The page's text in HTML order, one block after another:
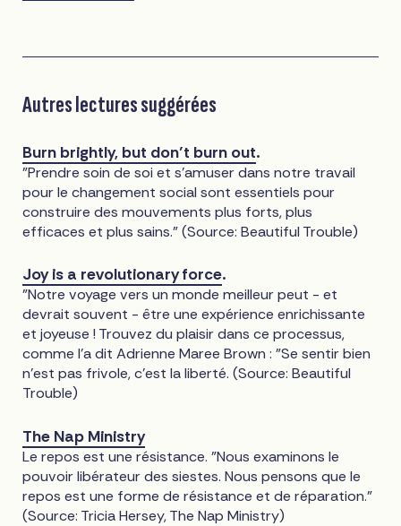
Autres lectures suggérées
Burn brightly, but don’t burn out.
"Prendre soin de soi et s'amuser dans notre travail
pour le changement social sont essentiels pour
construire des mouvements plus forts, plus
efficaces et plus sains." (Source: Beautiful Trouble)
Joy is a revolutionary force.
"Notre voyage vers un monde meilleur peut - et
devrait souvent - être une expérience enrichissante
et joyeuse ! Trouvez du plaisir dans ce processus,
comme l'a dit Adrienne Maree Brown : "Se sentir bien
n'est pas frivole, c'est la liberté. (Source: Beautiful
Trouble)
The Nap Ministry
Le repos est une résistance. "Nous examinons le
pouvoir libérateur des siestes. Nous pensons que le
repos est une forme de résistance et de réparation."
(Source: Tricia Hersey, The Nap Ministry)